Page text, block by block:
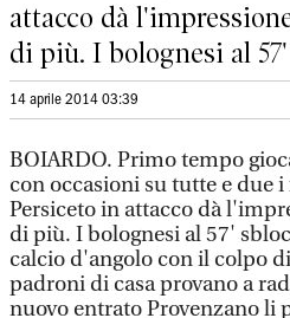
attacco dà
di più. I bolognesi al
14 aprile 2014 03:39
BOIARDO. Primo tempo
con occasioni su tutte e due
Persiceto in attacco dà
di più. I bolognesi al 57'
calcio d'angolo con il colpo
padroni di casa provano a
nuovo entrato Provenzano li